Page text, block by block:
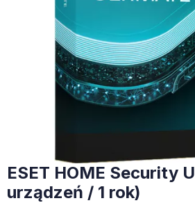
ESET HOME Security
urządzeń / 1 rok)